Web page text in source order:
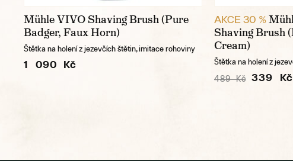
Mühle VIVO Shaving Brush (Pure
Badger, Faux Horn)
Štětka na holení z jezevčích štětin, imitace rohoviny
1 090 Kč
AKCE 30 %
Shaving Brush
Cream)
Štětka na holení z
489 Kč 339 Kč